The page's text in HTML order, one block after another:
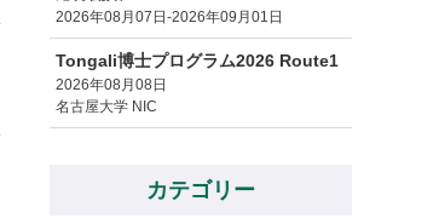
2026年08月07日-2026年09月01日
Tongali博士プログラム2026 Route1
2026年08月08日
名古屋大学 NIC
カテゴリー